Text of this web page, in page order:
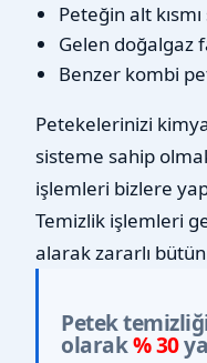
Peteğin alt
Gelen doğalgaz
Benzer kombi
Petekelerinizi
sisteme sahip
işlemleri bizlere
Temizlik işlemleri
alarak zararlı
Petek
olarak% 30